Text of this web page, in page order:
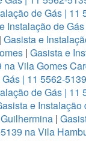
de Gás | 11
Instalação de
| Gasista e
| Gasista e
na Vila Gomes
| 11 5562-
de Gás | 11
e Instalação
|
na Vila